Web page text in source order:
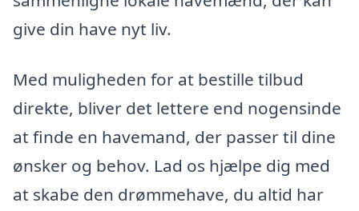
give din have nyt liv.
Med muligheden for at bestille tilbud
direkte, bliver det lettere end nogensinde
at finde en havemand, der passer til dine
ønsker og behov. Lad os hjælpe dig med
at skabe den drømmehave, du altid har